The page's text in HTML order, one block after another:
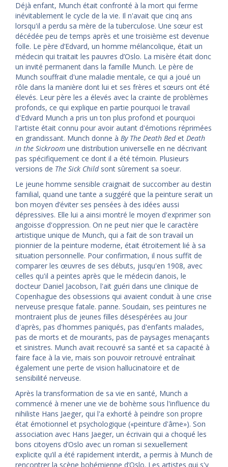
Déjà enfant, Munch était confronté à la mort qui ferme
inévitablement le cycle de la vie. Il n'avait que cinq ans
lorsqu'il a perdu sa mère de la tuberculose. Une sœur est
décédée peu de temps après et une troisième est devenue
folle. Le père d’Edvard, un homme mélancolique, était un
médecin qui traitait les pauvres d’Oslo. La misère était donc
un invité permanent dans la famille Munch. Le père de
Munch souffrait d'une maladie mentale, ce qui a joué un
rôle dans la manière dont lui et ses frères et sœurs ont été
élevés. Leur père les a élevés avec la crainte de problèmes
profonds, ce qui explique en partie pourquoi le travail
d'Edvard Munch a pris un ton plus profond et pourquoi
l'artiste était connu pour avoir autant d'émotions réprimées
en grandissant. Munch donne à By The Death Bedet Death
in the Sickroom une distribution universelle en ne décrivant
pas spécifiquement ce dont il a été témoin. Plusieurs
versions de The Sick Childsont sûrement sa soeur.
Le jeune homme sensible craignait de succomber au destin
familial, quand une tante a suggéré que la peinture serait un
bon moyen d’éviter ses pensées à des idées aussi
dépressives. Elle lui a ainsi montré le moyen d'exprimer son
angoisse d'oppression. On ne peut nier que le caractère
artistique unique de Munch, qui a fait de son travail un
pionnier de la peinture moderne, était étroitement lié à sa
situation personnelle. Pour confirmation, il nous suffit de
comparer les œuvres de ses débuts, jusqu'en 1908, avec
celles qu'il a peintes après que le médecin danois, le
docteur Daniel Jacobson, l'ait guéri dans une clinique de
Copenhague des obsessions qui avaient conduit à une crise
nerveuse presque fatale. panne. Soudain, ses peintures ne
montraient plus de jeunes filles désespérées au Jour
d'après, pas d'hommes paniqués, pas d'enfants malades,
pas de morts et de mourants, pas de paysages menaçants
et sinistres. Munch avait recouvré sa santé et sa capacité à
faire face à la vie, mais son pouvoir retrouvé entraînait
également une perte de vision hallucinatoire et de
sensibilité nerveuse.
Après la transformation de sa vie en santé, Munch a
commencé à mener une vie de bohème sous l'influence du
nihiliste Hans Jaeger, qui l'a exhorté à peindre son propre
état émotionnel et psychologique («peinture d'âme»). Son
association avec Hans Jaeger, un écrivain qui a choqué les
bons citoyens d’Oslo avec un roman si sexuellement
explicite qu’il a été rapidement interdit, a permis à Munch de
rencontrer la scène bohémienne d’Oslo. Les artistes qui s'y